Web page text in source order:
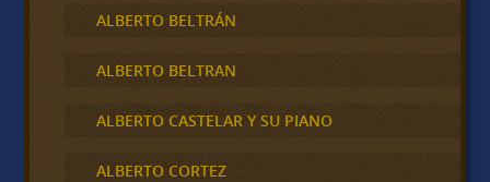
ALBERTO BELTRÁN
ALBERTO BELTRAN
ALBERTO CASTELAR Y SU PIANO
ALBERTO CORTEZ